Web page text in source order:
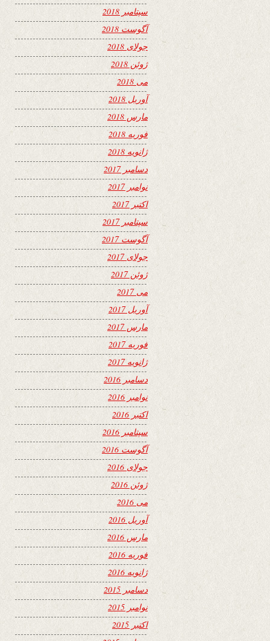
سپتامبر 2018
آگوست 2018
جولای 2018
ژوئن 2018
می 2018
آوریل 2018
مارس 2018
فوریه 2018
ژانویه 2018
دسامبر 2017
نوامبر 2017
اکتبر 2017
سپتامبر 2017
آگوست 2017
جولای 2017
ژوئن 2017
می 2017
آوریل 2017
مارس 2017
فوریه 2017
ژانویه 2017
دسامبر 2016
نوامبر 2016
اکتبر 2016
سپتامبر 2016
آگوست 2016
جولای 2016
ژوئن 2016
می 2016
آوریل 2016
مارس 2016
فوریه 2016
ژانویه 2016
دسامبر 2015
نوامبر 2015
اکتبر 2015